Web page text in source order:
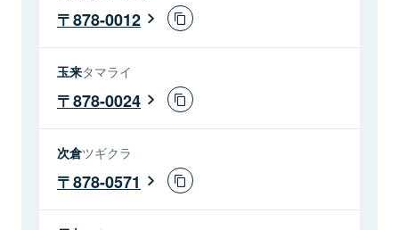
878-0012
玉来タマライ
878-0024
次倉ツギクラ
878-0571